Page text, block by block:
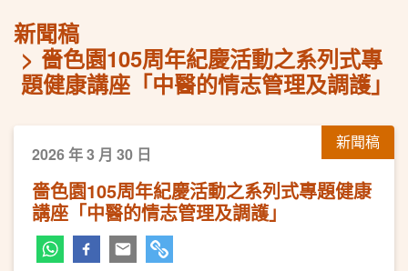
新聞稿
嗇色園105周年紀慶活動之系列式專
題健康講座「中醫的情志管理及調護」
新聞稿
2026 年 3 月 30 日
嗇色園105周年紀慶活動之系列式專題健康
講座「中醫的情志管理及調護」